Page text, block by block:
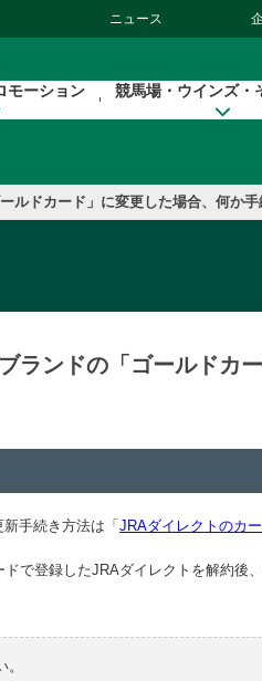
ニュース
モーション 競馬場・ウインズ・
ルドカード」に変更した場合、何か手
ランドの「ゴールドカ
手続き方法は「 JRAダイレクトのカ
で登録したJRAダイレクトを解約後